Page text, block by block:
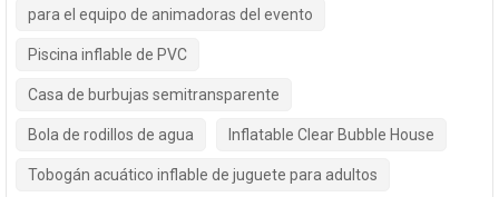
para el equipo de animadoras del evento
Piscina inflable de PVC
Casa de burbujas semitransparente
Bola de rodillos de agua Inflatable Clear Bubble House
Tobogán acuático inflable de juguete para adultos